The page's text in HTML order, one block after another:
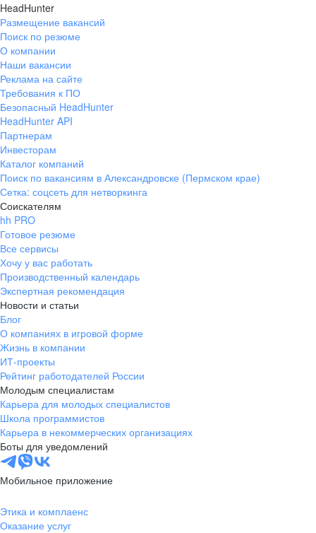
HeadHunter
Размещение вакансий
Поиск по резюме
О компании
Наши вакансии
Реклама на сайте
Требования к ПО
Безопасный HeadHunter
HeadHunter API
Партнерам
Инвесторам
Каталог компаний
Поиск по вакансиям в Александровске (Пермском крае)
Сетка: соцсеть для нетворкинга
Соискателям
hh PRO
Готовое резюме
Все сервисы
Хочу у вас работать
Производственный календарь
Экспертная рекомендация
Новости и статьи
Блог
О компаниях в игровой форме
Жизнь в компании
ИТ-проекты
Рейтинг работодателей России
Молодым специалистам
Карьера для молодых специалистов
Школа программистов
Карьера в некоммерческих организациях
Боты для уведомлений
Мобильное приложение
Этика и комплаенс
Оказание услуг